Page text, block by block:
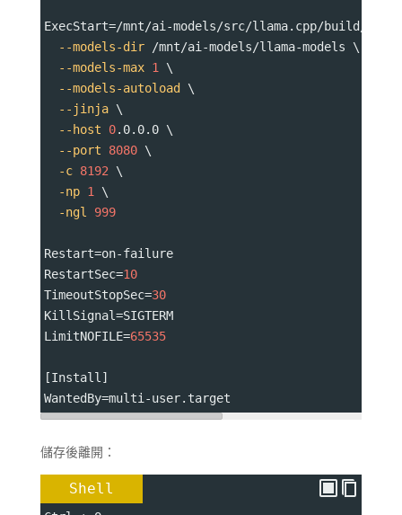
ExecStart=/mnt/ai-models/src/llama.cpp/build/bin/
--models-dir /mnt/ai-models/llama-models \
--models-max 1
\
--models-autoload
\
--jinja \
--host
0.0.0.0 \
--port
8080 \
-c 8192 \
-np 1
\
-ngl
999
Restart=on-failure
RestartSec=10
TimeoutStopSec=30
KillSignal=SIGTERM
LimitNOFILE=65535
[Install]
WantedBy=multi-user.target
儲存後離開：
Shell